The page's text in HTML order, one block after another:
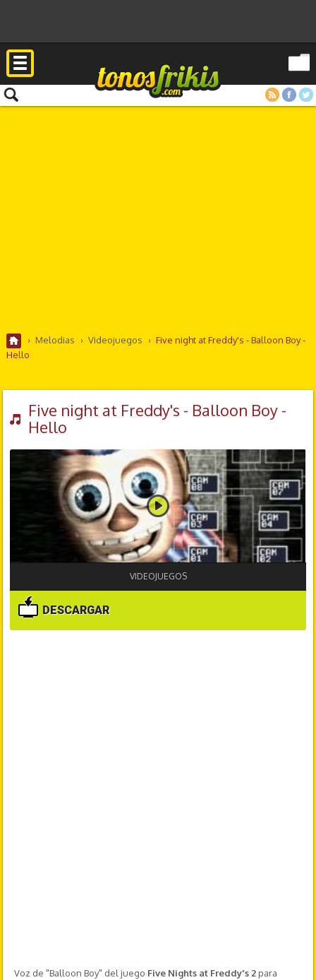
RSS FacebookTwitter
› Melodias › Videojuegos › Five night at Freddy's - Balloon Boy -
Hello
Five night at Freddy's - Balloon Boy -
Hello
VIDEOJUEGOS
DESCARGAR
Voz de "Balloon Boy" del juego Five Nights at Freddy's 2para